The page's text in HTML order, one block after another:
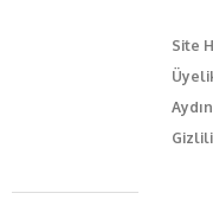
Site
Caferağa Mah. Dr.